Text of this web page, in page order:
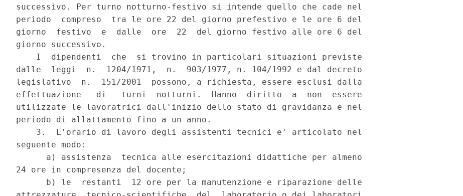
successivo. Per turno notturno-festivo si intende quello che cade nel
periodo  compreso  tra le ore 22 del giorno prefestivo e le ore 6 del
giorno  festivo  e  dalle  ore  22  del giorno festivo alle ore 6 del
giorno successivo.
    I  dipendenti  che  si trovino in particolari situazioni previste
dalle  leggi  n.  1204/1971,  n.  903/1977, n. 104/1992 e dal decreto
legislativo  n.  151/2001  possono, a richiesta, essere esclusi dalla
effettuazione   di   turni  notturni.  Hanno  diritto  a  non  essere
utilizzate le lavoratrici dall'inizio dello stato di gravidanza e nel
periodo di allattamento fino a un anno.
    3.  L'orario di lavoro degli assistenti tecnici e' articolato nel
seguente modo:
      a) assistenza  tecnica alle esercitazioni didattiche per almeno
24 ore in compresenza del docente;
      b) le  restanti  12 ore per la manutenzione e riparazione delle